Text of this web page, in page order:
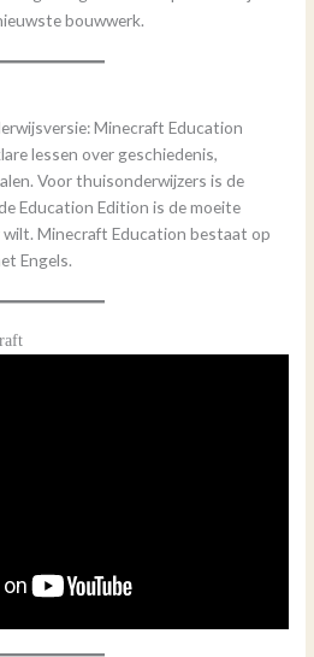
bouwwerk.
Minecraft Education
lessen over geschiedenis,
Voor thuisonderwijzers is de
Education Edition is de moeite
Minecraft Education bestaat op
Engels.